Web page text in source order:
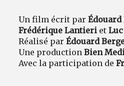
Un film écrit par
Frédérique Lantieri et
Réalisé parÉdouard
Une productionBien
Avec la participation de